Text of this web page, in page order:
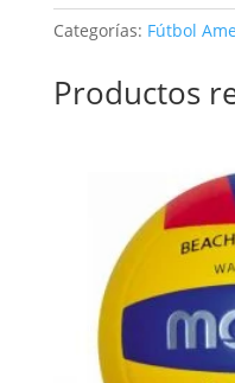
Categorías: Fútbol
Productos